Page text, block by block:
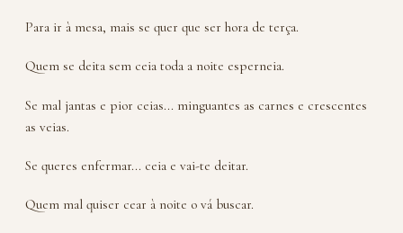
Para ir à mesa, mais se quer que ser hora de terça.
Quem se deita sem ceia toda a noite esperneia.
Se mal jantas e pior ceias... minguantes as carnes e crescentes
as veias.
Se queres enfermar... ceia e vai-te deitar.
Quem mal quiser cear à noite o vá buscar.